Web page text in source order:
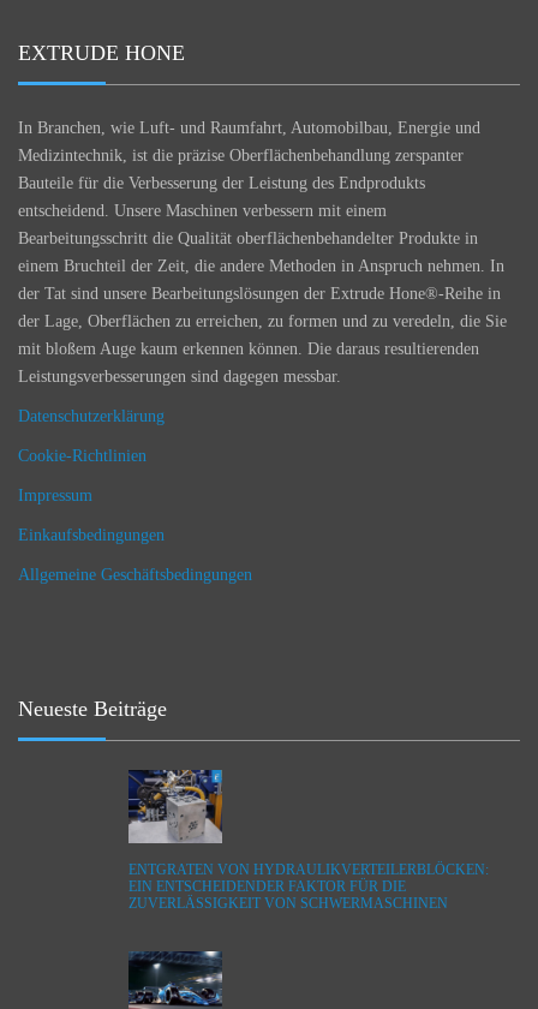
EXTRUDE HONE
In Branchen, wie Luft- und Raumfahrt, Automobilbau, Energie und
Medizintechnik, ist die präzise Oberflächenbehandlung zerspanter
Bauteile für die Verbesserung der Leistung des Endprodukts
entscheidend. Unsere Maschinen verbessern mit einem
Bearbeitungsschritt die Qualität oberflächenbehandelter Produkte in
einem Bruchteil der Zeit, die andere Methoden in Anspruch nehmen. In
der Tat sind unsere Bearbeitungslösungen der Extrude Hone®-Reihe in
der Lage, Oberflächen zu erreichen, zu formen und zu veredeln, die Sie
mit bloßem Auge kaum erkennen können. Die daraus resultierenden
Leistungsverbesserungen sind dagegen messbar.
Datenschutzerklärung
Cookie-Richtlinien
Impressum
Einkaufsbedingungen
Allgemeine Geschäftsbedingungen
Neueste Beiträge
ENTGRATEN VON HYDRAULIKVERTEILERBLÖCKEN:
EIN ENTSCHEIDENDER FAKTOR FÜR DIE
ZUVERLÄSSIGKEIT VON SCHWERMASCHINEN